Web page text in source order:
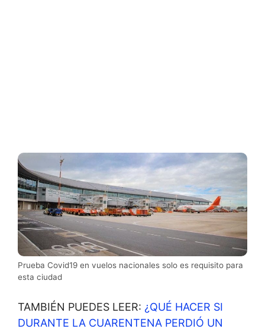
Prueba Covid19 en vuelos nacionales solo es requisito para
esta ciudad
TAMBIÉN PUEDES LEER: ¿QUÉ HACER SI
DURANTE LA CUARENTENA PERDIÓ UN